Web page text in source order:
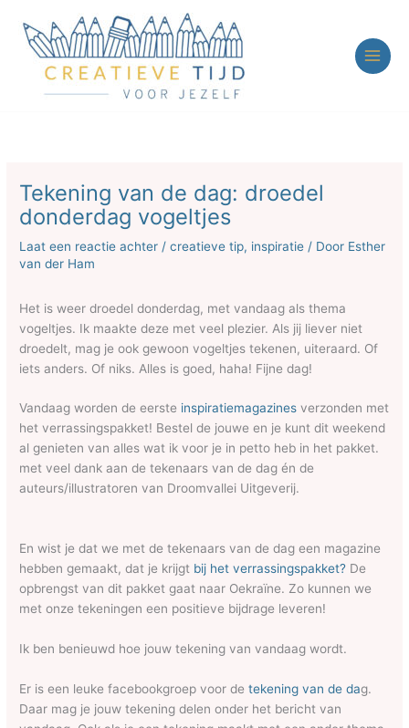
naar
Tekening van de dag: droedel
donderdag vogeltjes
Laat een reactie achter /creatieve tip, inspiratie / Door Esther
van der Ham
Het is weer droedel donderdag, met vandaag als thema
vogeltjes. Ik maakte deze met veel plezier. Als jij liever niet
droedelt, mag je ook gewoon vogeltjes tekenen, uiteraard. Of
iets anders. Of niks. Alles is goed, haha! Fijne dag!
Vandaag worden de eerste inspiratiemagazinesverzonden met
het verrassingspakket! Bestel de jouwe en je kunt dit weekend
al genieten van alles wat ik voor je in petto heb in het pakket.
met veel dank aan de tekenaars van de dag én de
auteurs/illustratoren van Droomvallei Uitgeverij.
En wist je dat we met de tekenaars van de dag een magazine
hebben gemaakt, dat je krijgt bij het verrassingspakket? De
opbrengst van dit pakket gaat naar Oekraïne. Zo kunnen we
met onze tekeningen een positieve bijdrage leveren!
Ik ben benieuwd hoe jouw tekening van vandaag wordt.
Er is een leuke facebookgroep voor detekening van de dag.
Daar mag je jouw tekening delen onder het bericht van